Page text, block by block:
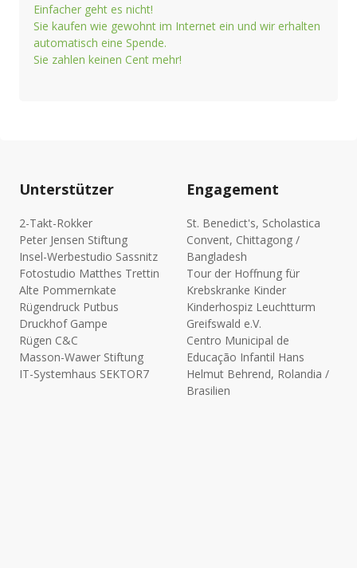
Einfacher geht es nicht!
Sie kaufen wie gewohnt im Internet ein und wir erhalten
automatisch eine Spende.
Sie zahlen keinen Cent mehr!
Unterstützer
2-Takt-Rokker
Peter Jensen Stiftung
Insel-Werbestudio Sassnitz
Fotostudio Matthes Trettin
Alte Pommernkate
Rügendruck Putbus
Druckhof Gampe
Rügen C&C
Masson-Wawer Stiftung
IT-Systemhaus SEKTOR7
Engagement
St. Benedict's, Scholastica
Convent, Chittagong /
Bangladesh
Tour der Hoffnung für
Krebskranke Kinder
Kinderhospiz Leuchtturm
Greifswald e.V.
Centro Municipal de
Educação Infantil Hans
Helmut Behrend, Rolandia /
Brasilien